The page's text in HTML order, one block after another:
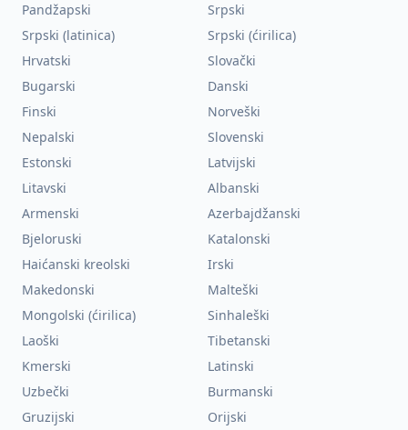
Pandžapski
Srpski
Srpski (latinica)
Srpski (ćirilica)
Hrvatski
Slovački
Bugarski
Danski
Finski
Norveški
Nepalski
Slovenski
Estonski
Latvijski
Litavski
Albanski
Armenski
Azerbajdžanski
Bjeloruski
Katalonski
Haićanski kreolski
Irski
Makedonski
Malteški
Mongolski (ćirilica)
Sinhaleški
Laoški
Tibetanski
Kmerski
Latinski
Uzbečki
Burmanski
Gruzijski
Orijski